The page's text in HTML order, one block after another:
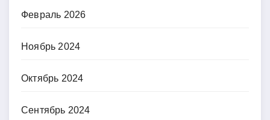
Февраль 2026
Ноябрь 2024
Октябрь 2024
Сентябрь 2024